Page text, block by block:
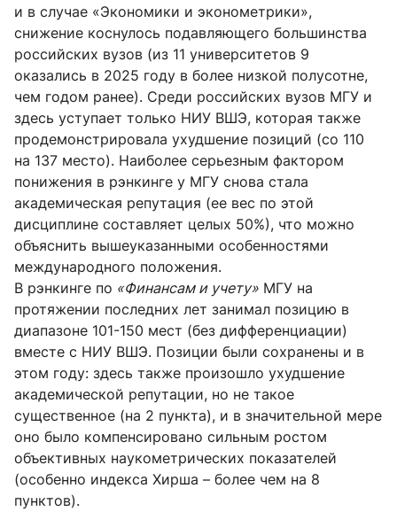
и в случае «Экономики и эконометрики»,
снижение коснулось подавляющего большинства
российских вузов (из 11 университетов 9
оказались в 2025 году в более низкой полусотне,
чем годом ранее). Среди российских вузов МГУ и
здесь уступает только НИУ ВШЭ, которая также
продемонстрировала ухудшение позиций (со 110
на 137 место). Наиболее серьезным фактором
понижения в рэнкинге у МГУ снова стала
академическая репутация (ее вес по этой
дисциплине составляет целых 50%), что можно
объяснить вышеуказанными особенностями
международного положения.
В рэнкинге по «Финансам и учету» МГУ на
протяжении последних лет занимал позицию в
диапазоне 101-150 мест (без дифференциации)
вместе с НИУ ВШЭ. Позиции были сохранены и в
этом году: здесь также произошло ухудшение
академической репутации, но не такое
существенное (на 2 пункта), и в значительной мере
оно было компенсировано сильным ростом
объективных наукометрических показателей
(особенно индекса Хирша – более чем на 8
пунктов).